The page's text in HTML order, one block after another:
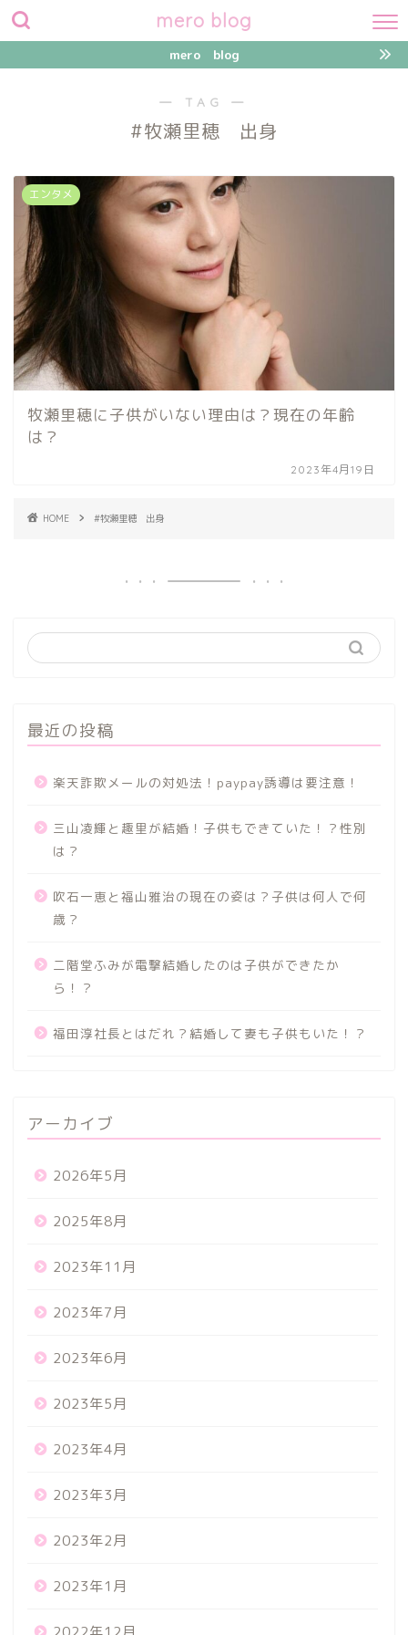
mero blog
mero blog
― TAG ―
#牧瀬里穂 出身
エンタメ
牧瀬里穂に子供がいない理由は？現在の年齢
は？
2023年4月19日
HOME #牧瀬里穂 出身
最近の投稿
楽天詐欺メールの対処法！paypay誘導は要注意！
三山凌輝と趣里が結婚！子供もできていた！？性別
は？
吹石一恵と福山雅治の現在の姿は？子供は何人で何
歳？
二階堂ふみが電撃結婚したのは子供ができたか
ら！？
福田淳社長とはだれ？結婚して妻も子供もいた！？
アーカイブ
2026年5月
2025年8月
2023年11月
2023年7月
2023年6月
2023年5月
2023年4月
2023年3月
2023年2月
2023年1月